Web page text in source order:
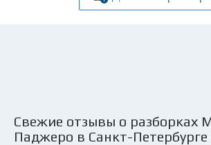
Свежие отзывы о разборках
Паджеро в Санкт-Петербурге